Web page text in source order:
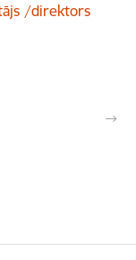
/direktors